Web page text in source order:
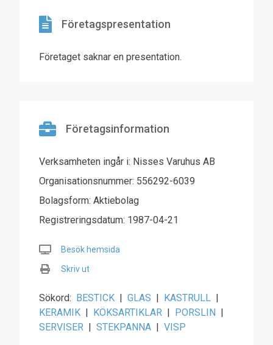
Företagspresentation
Företaget saknar en presentation.
Företagsinformation
Verksamheten ingår i: Nisses Varuhus AB
Organisationsnummer: 556292-6039
Bolagsform: Aktiebolag
Registreringsdatum: 1987-04-21
Besök hemsida
Skriv ut
Sökord: BESTICK | GLAS | KASTRULL |
KERAMIK | KÖKSARTIKLAR | PORSLIN |
SERVISER | STEKPANNA | VISP